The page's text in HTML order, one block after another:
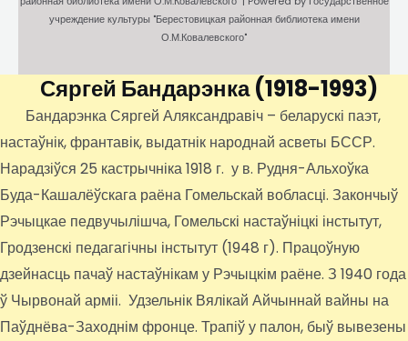
учреждение культуры "Берестовицкая районная библиотека имени
О.М.Ковалевского"
Сяргей Бандарэнка(1918-1993)
Бандарэнка Сяргей Аляксандравіч – беларускі паэт,
настаўнік, франтавік, выдатнік народнай асветы БССР.
Нарадзіўся 25 кастрычніка 1918 г. у в. Рудня-Альхоўка
Буда-Кашалёўскага раёна Гомельскай вобласці. Закончыў
Рэчыцкае педвучылішча, Гомельскі настаўніцкі інстытут,
Гродзенскі педагагічны інстытут (1948 г). Працоўную
дзейнасць пачаў настаўнікам у Рэчыцкім раёне. З 1940 года
ў Чырвонай арміі. Удзельнік Вялікай Айчыннай вайны на
Паўднёва-Заходнім фронце. Трапіў у палон, быў вывезены